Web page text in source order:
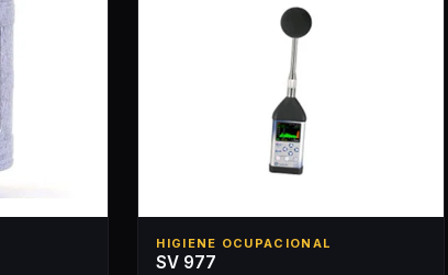
HIGIENE OCUPACIONAL
SV 977